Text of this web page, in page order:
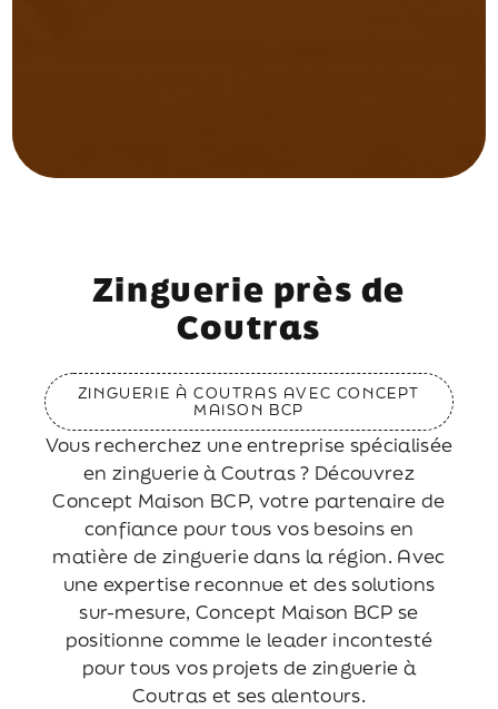
Zinguerie près de
Coutras
ZINGUERIE À COUTRAS AVEC CONCEPT
MAISON BCP
Vous recherchez une entreprise spécialisée
en zinguerie à Coutras ? Découvrez
Concept Maison BCP, votre partenaire de
confiance pour tous vos besoins en
matière de zinguerie dans la région. Avec
une expertise reconnue et des solutions
sur-mesure, Concept Maison BCP se
positionne comme le leader incontesté
pour tous vos projets de zinguerie à
Coutras et ses alentours.